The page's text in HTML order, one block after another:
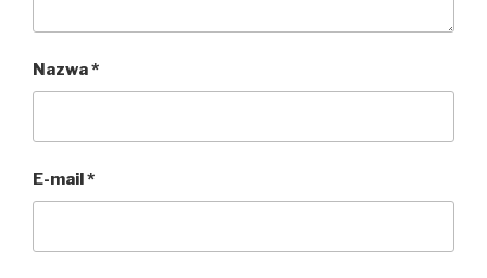
Nazwa*
E-mail*